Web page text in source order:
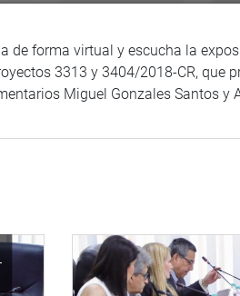
de forma virtual y escucha la
3313 y 3404/2018-CR, que
Miguel Gonzales Santos y